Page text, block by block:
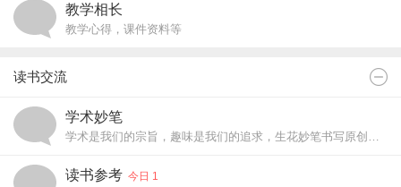
教学相长
教学心得，课件资料等
读书交流
学术妙笔
学术是我们的宗旨，趣味是我们的追求，生花妙笔书写原创天地。
读书参考 今日 1